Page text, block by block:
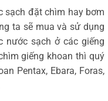
sạch đặt chìm hay bơm
ta sẽ mua và sử dụng
nước sạch ở các giếng
giếng khoan thì quý
Pentax, Ebara, Foras,